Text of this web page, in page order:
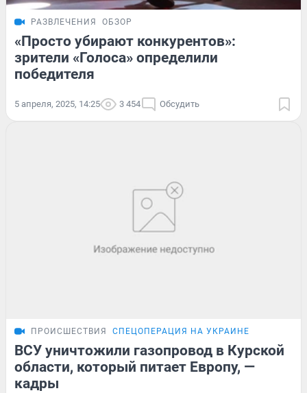
РАЗВЛЕЧЕНИЯ ОБЗОР
«Просто убирают конкурентов»:
зрители «Голоса» определили
победителя
5 апреля, 2025, 14:25 3 454 Обсудить
ПРОИСШЕСТВИЯ СПЕЦОПЕРАЦИЯ НА УКРАИНЕ
ВСУ уничтожили газопровод в Курской
области, который питает Европу, —
кадры